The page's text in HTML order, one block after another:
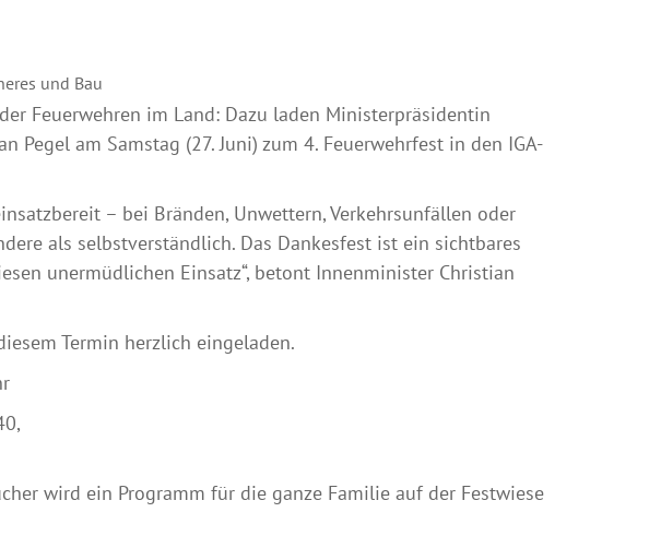
und Bau
Feuerwehren im Land: Dazu laden Ministerpräsidentin
Pegel am Samstag (27. Juni) zum 4. Feuerwehrfest in den IGA-
– bei Bränden, Unwettern, Verkehrsunfällen oder
als selbstverständlich. Das Dankesfest ist ein sichtbares
unermüdlichen Einsatz“, betont Innenminister Christian
Termin herzlich eingeladen.
wird ein Programm für die ganze Familie auf der Festwiese